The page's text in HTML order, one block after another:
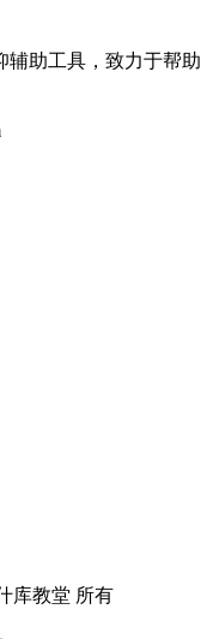
辅助工具，致力于帮助
库教堂 所有